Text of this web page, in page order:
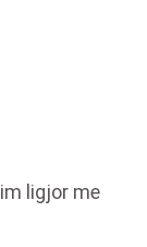
ligjor me